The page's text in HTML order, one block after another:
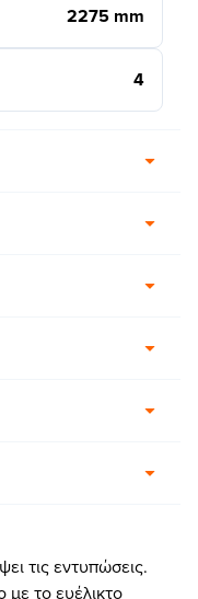
2275 mm
4
τις εντυπώσεις.
το ευέλικτο